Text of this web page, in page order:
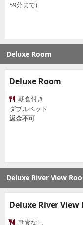
59分まで)
Deluxe Room
Deluxe Room
朝食付き
ダブルベッド
返金不可
Deluxe River View
Deluxe River View
朝食なし